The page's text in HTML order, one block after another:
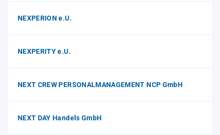
NEXPERION e.U.
NEXPERITY e.U.
NEXT CREW PERSONALMANAGEMENT NCP GmbH
NEXT DAY Handels GmbH